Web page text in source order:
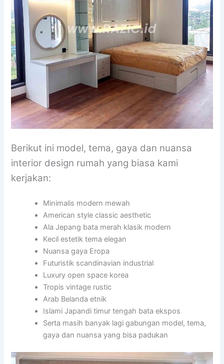
Berikut ini model, tema, gaya dan nuansa
interior design rumah yang biasa kami
kerjakan:
Minimalis modern mewah
American style classic aesthetic
Ala Jepang bata merah klasik modern
Kecil estetik tema elegan
Nuansa gaya Eropa
Futuristik scandinavian industrial
Luxury open space korea
Tropis vintage rustic
Arab Belanda etnik
Islami Japandi timur tengah bata ekspos
Serta masih banyak lagi gabungan model, tema,
gaya dan nuansa yang bisa padukan